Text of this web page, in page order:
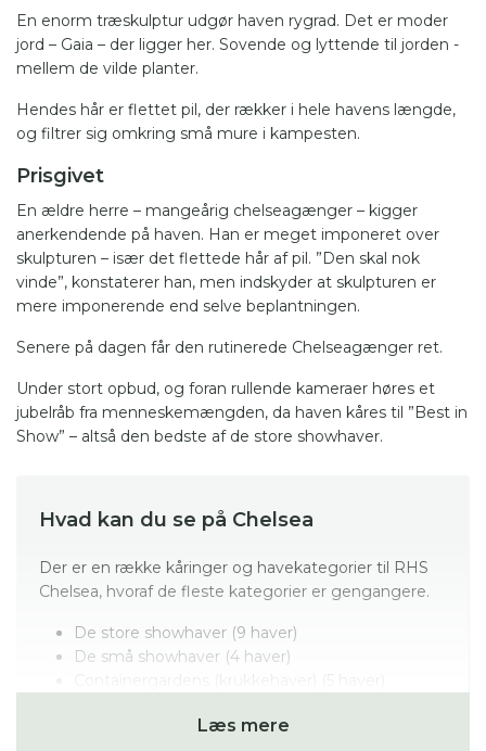
En enorm træskulptur udgør haven rygrad. Det er moder
jord – Gaia – der ligger her. Sovende og lyttende til jorden -
mellem de vilde planter.
Hendes hår er flettet pil, der rækker i hele havens længde,
og filtrer sig omkring små mure i kampesten.
Prisgivet
En ældre herre – mangeårig chelseagænger – kigger
anerkendende på haven. Han er meget imponeret over
skulpturen – især det flettede hår af pil. ”Den skal nok
vinde”, konstaterer han, men indskyder at skulpturen er
mere imponerende end selve beplantningen.
Senere på dagen får den rutinerede Chelseagænger ret.
Under stort opbud, og foran rullende kameraer høres et
jubelråb fra menneskemængden, da haven kåres til ”Best in
Show” – altså den bedste af de store showhaver.
Hvad kan du se på Chelsea
Der er en række kåringer og havekategorier til RHS
Chelsea, hvoraf de fleste kategorier er gengangere.
De store showhaver (9 haver)
De små showhaver (4 haver)
Containergardens (krukkehaver) (5 haver)
All About Plants (5 haver)
Læs mere